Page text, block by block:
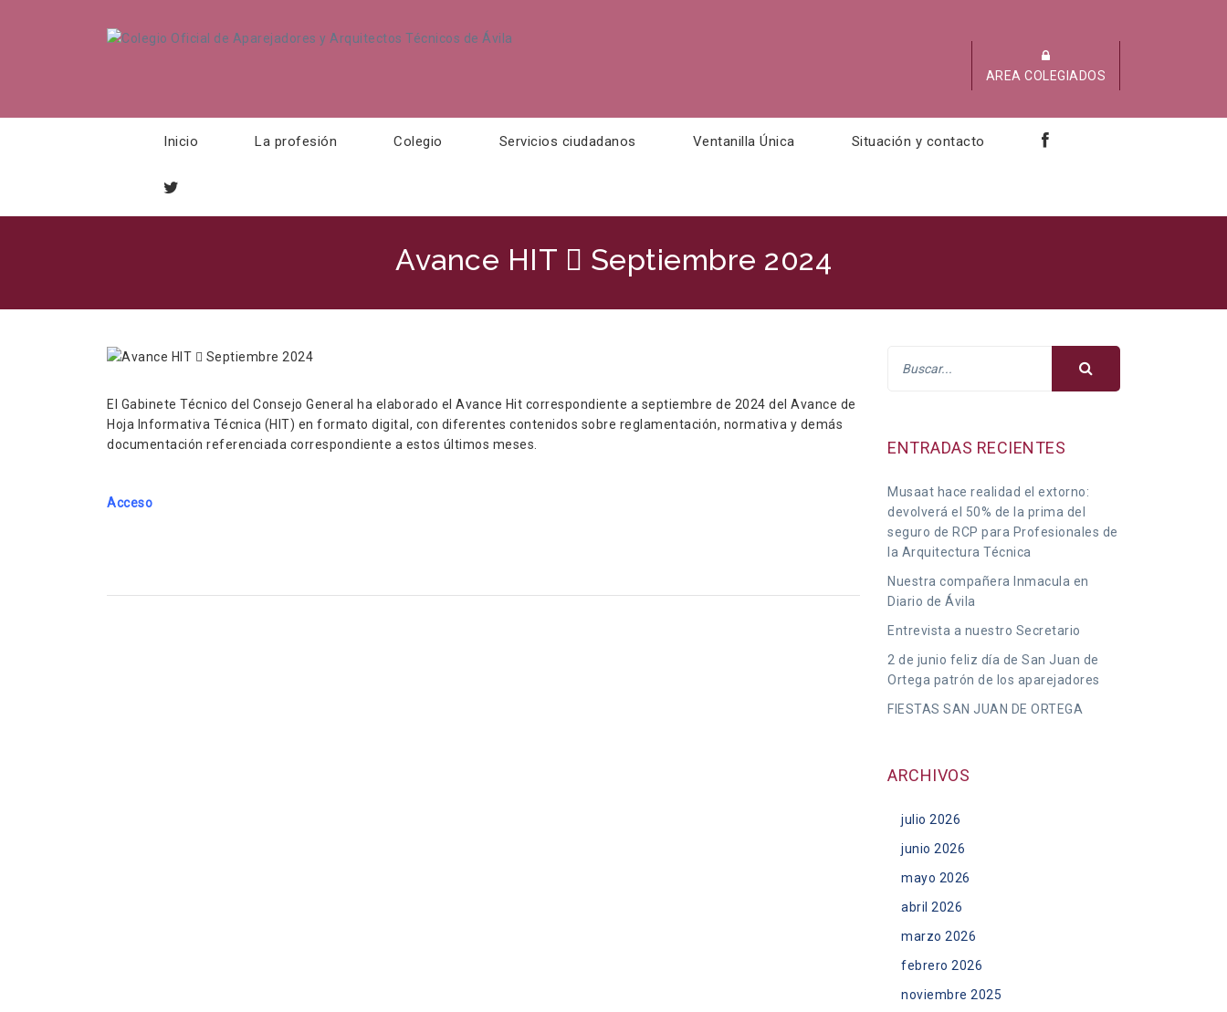
AREA COLEGIADOS
Inicio La profesión Colegio Servicios ciudadanos Ventanilla Única Situación y contacto
Avance HIT  Septiembre 2024
El Gabinete Técnico del Consejo General ha elaborado el Avance Hit correspondiente a septiembre de 2024 del Avance de
Hoja Informativa Técnica (HIT) en formato digital, con diferentes contenidos sobre reglamentación, normativa y demás
documentación referenciada correspondiente a estos últimos meses.
Acceso
ENTRADAS RECIENTES
Musaat hace realidad el extorno:
devolverá el 50% de la prima del
seguro de RCP para Profesionales de
la Arquitectura Técnica
Nuestra compañera Inmacula en
Diario de Ávila
Entrevista a nuestro Secretario
2 de junio feliz día de San Juan de
Ortega patrón de los aparejadores
FIESTAS SAN JUAN DE ORTEGA
ARCHIVOS
julio 2026
junio 2026
mayo 2026
abril 2026
marzo 2026
febrero 2026
noviembre 2025